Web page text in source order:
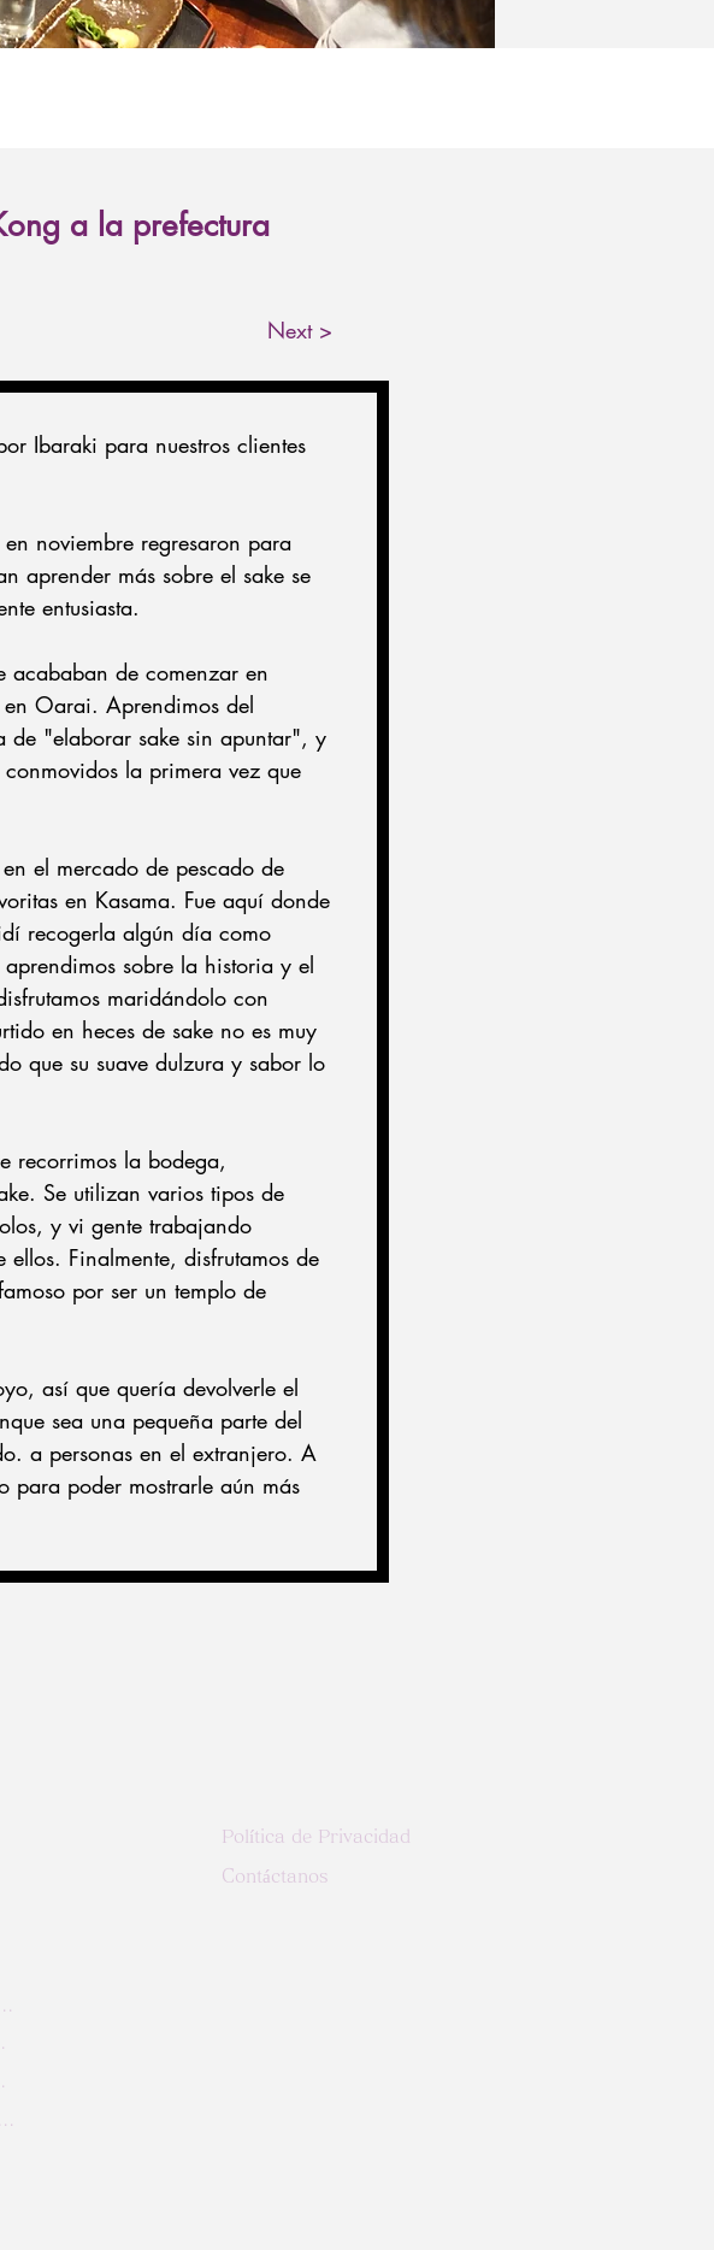
a la prefectura
Next >
Ibaraki para nuestros clientes
noviembre regresaron para
aprender más sobre el sake se
entusiasta.
acababan de comenzar en
Oarai. Aprendimos del
de "elaborar sake sin apuntar", y
la primera vez que
el mercado de pescado de
en Kasama. Fue aquí donde
recogerla algún día como
sobre la historia y el
maridándolo con
en heces de sake no es muy
que su suave dulzura y sabor lo
recorrimos la bodega,
Se utilizan varios tipos de
y vi gente trabajando
Finalmente, disfrutamos de
por ser un templo de
así que quería devolverle el
sea una pequeña parte del
a personas en el extranjero. A
para poder mostrarle aún más
Política de Privacidad
Contáctanos